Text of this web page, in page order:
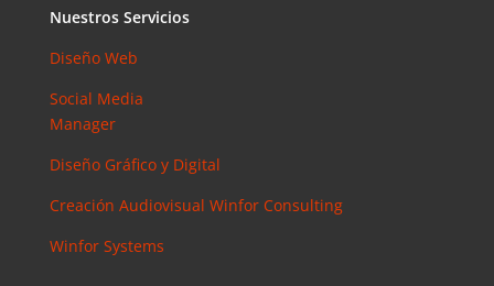
Nuestros Servicios
Diseño Web
Social Media
Manager
Diseño Gráfico y Digital
Creación Audiovisual Winfor Consulting
Winfor Systems